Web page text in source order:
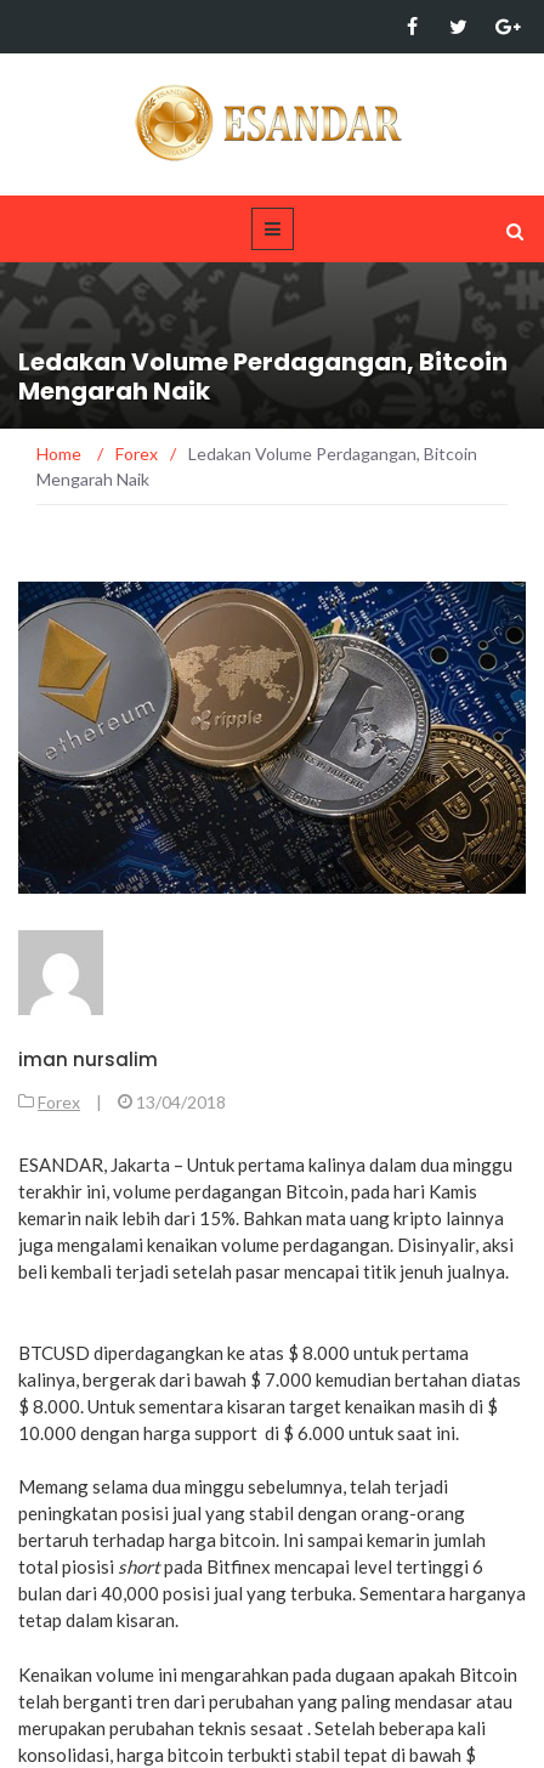
Ledakan Volume Perdagangan, Bitcoin
Mengarah Naik
Home / Forex / Ledakan Volume Perdagangan, Bitcoin
Mengarah Naik
iman nursalim
Forex | 13/04/2018
ESANDAR, Jakarta – Untuk pertama kalinya dalam dua minggu
terakhir ini, volume perdagangan Bitcoin, pada hari Kamis
kemarin naik lebih dari 15%. Bahkan mata uang kripto lainnya
juga mengalami kenaikan volume perdagangan. Disinyalir, aksi
beli kembali terjadi setelah pasar mencapai titik jenuh jualnya.
BTCUSD diperdagangkan ke atas $ 8.000 untuk pertama
kalinya, bergerak dari bawah $ 7.000 kemudian bertahan diatas
$ 8.000. Untuk sementara kisaran target kenaikan masih di $
10.000 dengan harga support di $ 6.000 untuk saat ini.
Memang selama dua minggu sebelumnya, telah terjadi
peningkatan posisi jual yang stabil dengan orang-orang
bertaruh terhadap harga bitcoin. Ini sampai kemarin jumlah
total piosisi shortpada Bitfinex mencapai level tertinggi 6
bulan dari 40,000 posisi jual yang terbuka. Sementara harganya
tetap dalam kisaran.
Kenaikan volume ini mengarahkan pada dugaan apakah Bitcoin
telah berganti tren dari perubahan yang paling mendasar atau
merupakan perubahan teknis sesaat . Setelah beberapa kali
konsolidasi, harga bitcoin terbukti stabil tepat di bawah $